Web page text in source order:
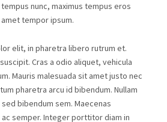
nunc, maximus tempus eros
tempor ipsum.
elit, in pharetra libero rutrum et.
Cras a odio aliquet, vehicula
Mauris malesuada sit amet justo nec
pharetra arcu id bibendum. Nullam
bibendum sem. Maecenas
semper. Integer porttitor diam in